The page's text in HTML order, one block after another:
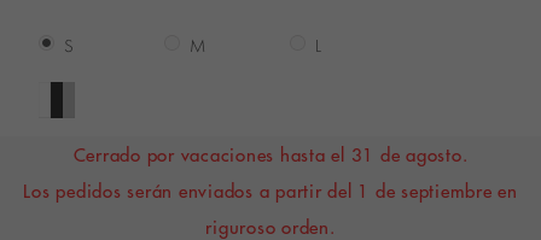
S M L
Cerrado por vacaciones hasta el 31 de agosto.
Los pedidos serán enviados a partir del 1 de septiembre en
riguroso orden.